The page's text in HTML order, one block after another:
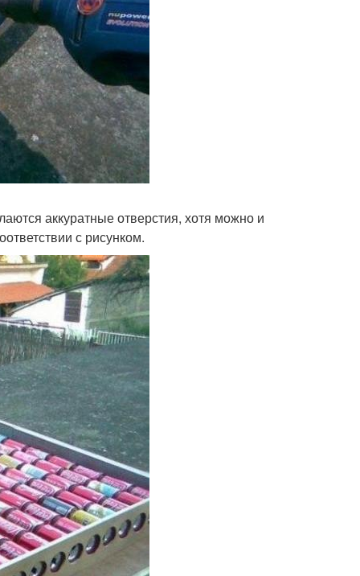
аккуратные отверстия, хотя можно и
с рисунком.